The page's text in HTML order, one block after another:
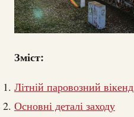
Зміст:
Літній паровозний вікенд
Основні деталі заходу